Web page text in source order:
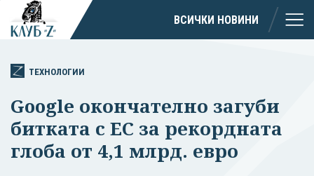
ВСИЧКИ НОВИНИ
ТЕХНОЛОГИИ
Google окончателно загуби
битката с ЕС за рекордната
глоба от 4,1 млрд. евро